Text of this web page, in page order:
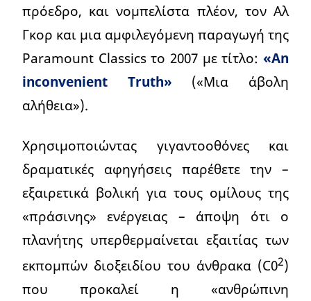
πρόεδρο, και νομπελίστα πλέον, τον Αλ
Γκορ και μια αμφιλεγόμενη παραγωγή της
Paramount Classics το 2007 με τίτλο: «An
inconvenient Truth» («Μια άβολη
αλήθεια»).
Χρησιμοποιώντας γιγαντοοθόνες και
δραματικές αφηγήσεις παρέθετε την –
εξαιρετικά βολική για τους ομίλους της
«πράσινης» ενέργειας – άποψη ότι ο
πλανήτης υπερθερμαίνεται εξαιτίας των
εκπομπών διοξειδίου του άνθρακα (C02)
που προκαλεί η «ανθρώπινη